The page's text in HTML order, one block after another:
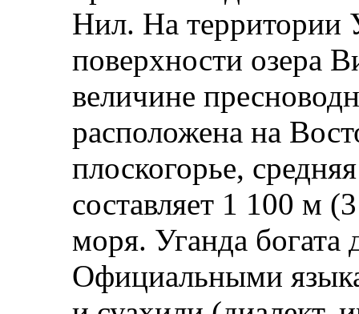
Нил. На территории
поверхности озера
величине
расположена на
плоскогорье,
составляет 1 100 м
моря. Уганда
Официальными